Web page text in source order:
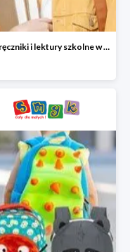
Podręczniki i lektury szkolne w Smyku do -45%